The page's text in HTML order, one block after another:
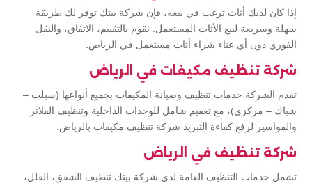
إذا كان لديك أثاث ترغب في بيعه، فإن شركة بيتك توفر لك طريقة
سهلة وسريعة لبيع الأثاث المستعمل. نقوم بالتقييم، الاتفاق، والنقل
الفوري دون أي عناء شراء أثاث مستعمل في الرياض.
شركة تنظيف مكيفات في الرياض
تقدم الشركة خدمات تنظيف وصيانة المكيفات بجميع أنواعها (سبلت –
شباك – مركزي)، مع تعقيم شامل للوحدات الداخلية وتنظيف الفلاتر
والمواسير لرفع كفاءة التبريد شركة تنظيف مكيفات بالرياض.
شركة تنظيف في الرياض
تشمل خدمات التنظيف العامة لدى شركة بيتك تنظيف الشقق، الفلل،